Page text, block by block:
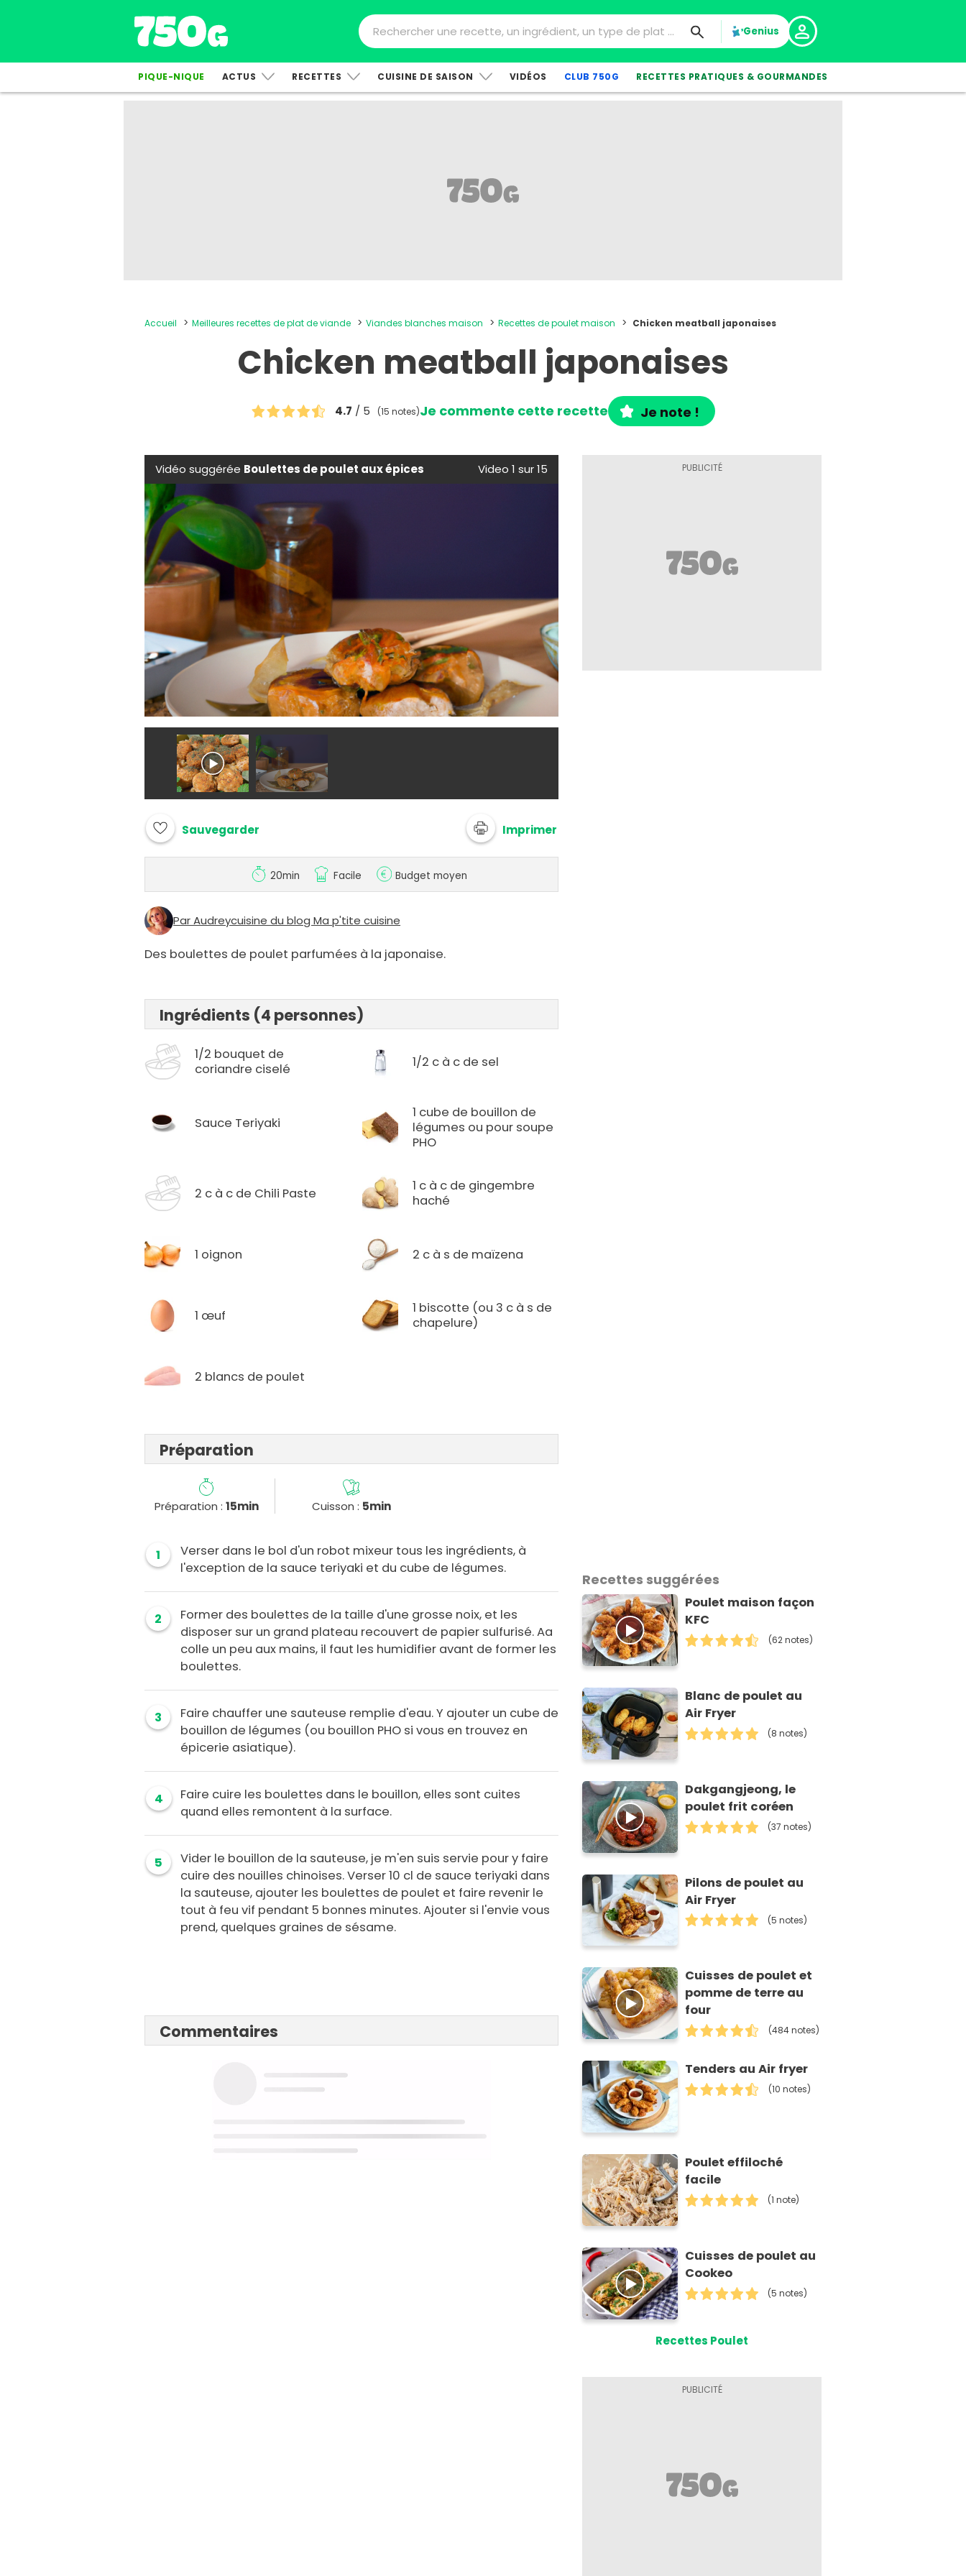
Genius
PIQUE-NIQUE ACTUS RECETTES CUISINE DE SAISON VIDÉOS CLUB 750G RECETTES PRATIQUES & GOURMANDES
Accueil Meilleures recettes de plat de viande Viandes blanches maison Recettes de poulet maison Chicken meatball japonaises
Chicken meatball japonaises
4.7 / 5 (15 notes)Je commente cette recette Je note !
Vidéo suggérée Boulettes de poulet aux épices Video 1 sur 15
Sauvegarder Imprimer
20min Facile Budget moyen
Par Audreycuisine du blog Ma p'tite cuisine
Des boulettes de poulet parfumées à la japonaise.
Ingrédients (4 personnes)
1/2 bouquet de
coriandre ciselé
1/2 c à c de sel
Sauce Teriyaki
1 cube de bouillon de
légumes ou pour soupe
PHO
2 c à c de Chili Paste
1 c à c de gingembre
haché
1 oignon 2 c à s de maïzena
1 œuf
1 biscotte (ou 3 c à s de
chapelure)
2 blancs de poulet
Préparation
Préparation : 15min Cuisson : 5min
1
Verser dans le bol d'un robot mixeur tous les ingrédients, à
l'exception de la sauce teriyaki et du cube de légumes.
2
Former des boulettes de la taille d'une grosse noix, et les
disposer sur un grand plateau recouvert de papier sulfurisé. Aa
colle un peu aux mains, il faut les humidifier avant de former les
boulettes.
3
Faire chauffer une sauteuse remplie d'eau. Y ajouter un cube de
bouillon de légumes (ou bouillon PHO si vous en trouvez en
épicerie asiatique).
4
Faire cuire les boulettes dans le bouillon, elles sont cuites
quand elles remontent à la surface.
5
Vider le bouillon de la sauteuse, je m'en suis servie pour y faire
cuire des nouilles chinoises. Verser 10 cl de sauce teriyaki dans
la sauteuse, ajouter les boulettes de poulet et faire revenir le
tout à feu vif pendant 5 bonnes minutes. Ajouter si l'envie vous
prend, quelques graines de sésame.
Commentaires
Recettes suggérées
Poulet maison façon
KFC
(62 notes)
Blanc de poulet au
Air Fryer
(8 notes)
Dakgangjeong, le
poulet frit coréen
(37 notes)
Pilons de poulet au
Air Fryer
(5 notes)
Cuisses de poulet et
pomme de terre au
four
(484 notes)
Tenders au Air fryer
(10 notes)
Poulet effiloché
facile
(1 note)
Cuisses de poulet au
Cookeo
(5 notes)
Recettes Poulet